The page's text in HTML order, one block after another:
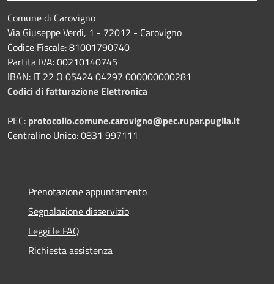
Comune di Carovigno
Via Giuseppe Verdi, 1 - 72012 - Carovigno
Codice Fiscale: 81001790740
Partita IVA: 00210140745
IBAN: IT 22 O 05424 04297 000000000281
Codici di fatturazione Elettronica
PEC: protocollo.comune.carovigno@pec.rupar.puglia.it
Centralino Unico: 0831 997111
Prenotazione appuntamento
Segnalazione disservizio
Leggi le FAQ
Richiesta assistenza